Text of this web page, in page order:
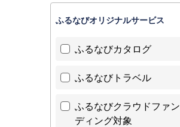
ふるなびオリジナルサービス
ふるなびカタログ
ふるなびトラベル
ふるなびクラウドファン
ディング対象